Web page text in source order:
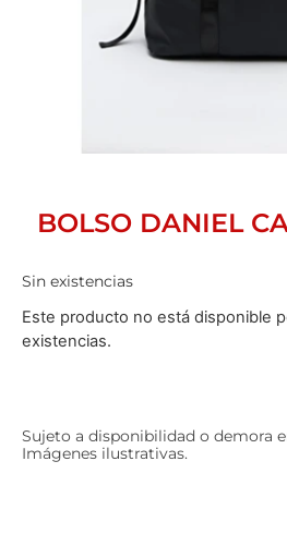
BOLSO DANIEL
Sin existencias
Este producto no está disponible
existencias.
Sujeto a disponibilidad o demora
Imágenes ilustrativas.